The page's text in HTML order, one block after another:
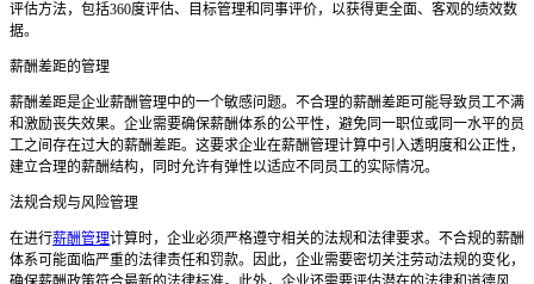
评估方法，包括360度评估、目标管理和同事评价，以获得更全面、客观的绩效数
据。
薪酬差距的管理
薪酬差距是企业薪酬管理中的一个敏感问题。不合理的薪酬差距可能导致员工不满
和激励丧失效果。企业需要确保薪酬体系的公平性，避免同一职位或同一水平的员
工之间存在过大的薪酬差距。这要求企业在薪酬管理计算中引入透明度和公正性，
建立合理的薪酬结构，同时允许有弹性以适应不同员工的实际情况。
法规合规与风险管理
在进行薪酬管理计算时，企业必须严格遵守相关的法规和法律要求。不合规的薪酬
体系可能面临严重的法律责任和罚款。因此，企业需要密切关注劳动法规的变化，